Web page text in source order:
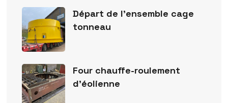
Départ de l’ensemble cage
tonneau
Four chauffe-roulement
d’éolienne